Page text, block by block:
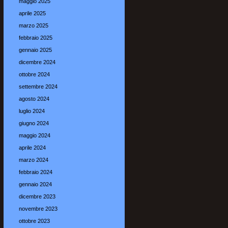
aprile 2025
marzo 2025
febbraio 2025
gennaio 2025
dicembre 2024
ottobre 2024
settembre 2024
agosto 2024
luglio 2024
giugno 2024
maggio 2024
aprile 2024
marzo 2024
febbraio 2024
gennaio 2024
dicembre 2023
novembre 2023
ottobre 2023